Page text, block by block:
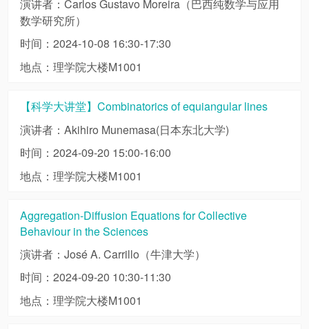
演讲者：Carlos Gustavo Moreira（巴西纯数学与应用
数学研究所）
时间：2024-10-08 16:30-17:30
地点：理学院大楼M1001
【科学大讲堂】Combinatorics of equiangular lines
演讲者：Akihiro Munemasa(日本东北大学)
时间：2024-09-20 15:00-16:00
地点：理学院大楼M1001
Aggregation-Diffusion Equations for Collective
Behaviour in the Sciences
演讲者：José A. Carrillo（牛津大学）
时间：2024-09-20 10:30-11:30
地点：理学院大楼M1001